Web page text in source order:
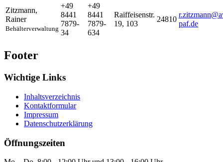
Zitzmann,
Rainer
Behälterverwaltung
+49
8441
7879-
34
+49
8441
7879-
634
Raiffeisenstr.
19, 103
24810
paf.de
Footer
Wichtige Links
Inhaltsverzeichnis
Kontaktformular
Impressum
Datenschutzerklärung
Öffnungszeiten